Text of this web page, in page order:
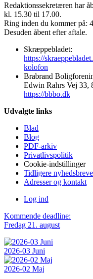
Redaktionssekretæren har
kl. 15.30 til 17.00.
Ring inden du kommer på:
Desuden åbent efter aftale.
Skræppebladet:
https://
kolofon
Brabrand
Edwin Rahrs Vej 33,
https://bbbo.dk
Udvalgte links
Blad
Blog
PDF-arkiv
Privatlivspolitik
Cookie-indstillinger
Tidligere nyhedsbreve
Adresser og kontakt
Log ind
Kommende deadline:
Fredag 21. august
2026-03 Juni
2026-02 Maj